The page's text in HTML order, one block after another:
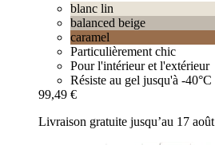
blanc lin
balanced beige
caramel
Particulièrement chic
Pour l'intérieur et l'extérieur
Résiste au gel jusqu'à -40°C
99,49 €
Livraison gratuite jusqu’au 17 août